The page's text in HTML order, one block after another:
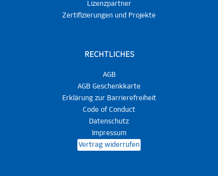
Lizenzpartner
Zertifizierungen und Projekte
RECHTLICHES
AGB
AGB Geschenkkarte
Erklärung zur Barrierefreiheit
Code of Conduct
Datenschutz
Impressum
Vertrag widerrufen